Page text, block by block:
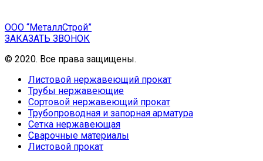
ООО “МеталлСтрой”
ЗАКАЗАТЬ ЗВОНОК
© 2020. Все права защищены.
Листовой нержавеющий прокат
Трубы нержавеющие
Сортовой нержавеющий прокат
Трубопроводная и запорная арматура
Сетка нержавеющая
Сварочные материалы
Листовой прокат